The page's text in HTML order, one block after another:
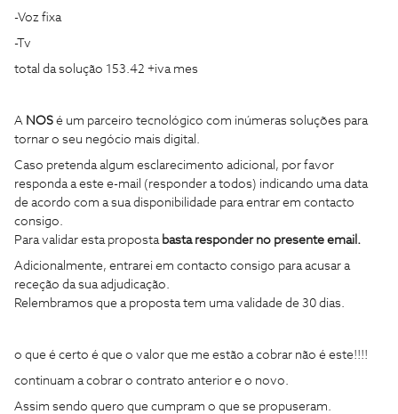
-Voz fixa
-Tv
total da solução 153.42 +iva mes
A NOS é um parceiro tecnológico com inúmeras soluções para
tornar o seu negócio mais digital.
Caso pretenda algum esclarecimento adicional, por favor
responda a este e-mail (responder a todos) indicando uma data
de acordo com a sua disponibilidade para entrar em contacto
consigo.
Para validar esta proposta basta responder no presente email.
Adicionalmente, entrarei em contacto consigo para acusar a
receção da sua adjudicação.
Relembramos que a proposta tem uma validade de 30 dias.
o que é certo é que o valor que me estão a cobrar não é este!!!!
continuam a cobrar o contrato anterior e o novo.
Assim sendo quero que cumpram o que se propuseram.